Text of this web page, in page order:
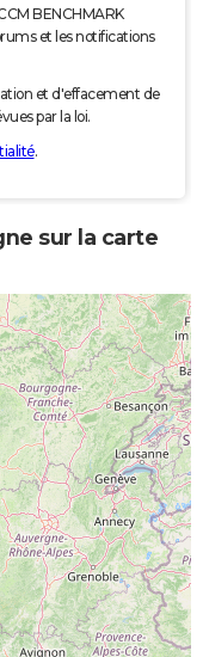
BENCHMARK
et les notifications
et d'effacement de
par la loi.
.
sur la carte